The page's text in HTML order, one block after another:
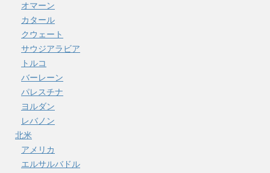
オマーン
カタール
クウェート
サウジアラビア
トルコ
バーレーン
パレスチナ
ヨルダン
レバノン
北米
アメリカ
エルサルバドル